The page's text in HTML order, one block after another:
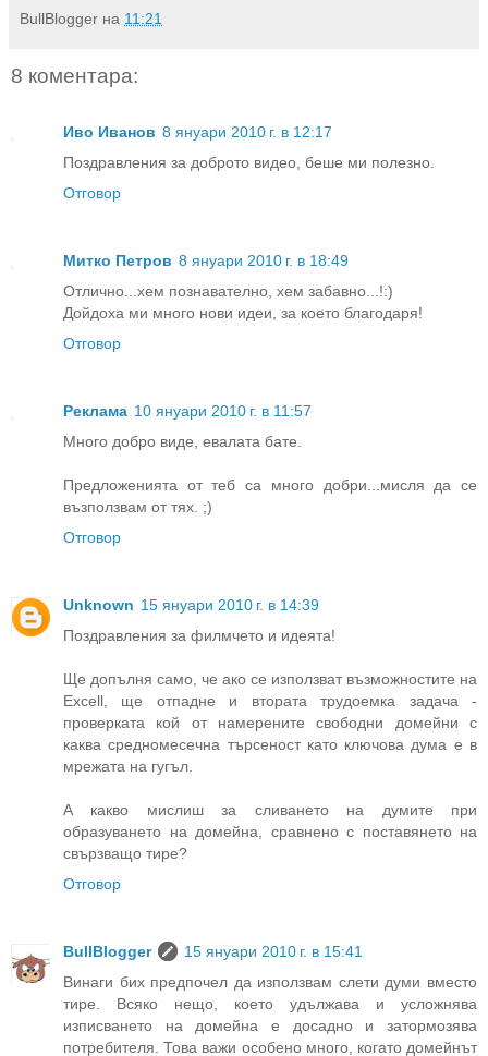
BullBlogger на 11:21
8 коментара:
Иво Иванов 8 януари 2010 г. в 12:17
Поздравления за доброто видео, беше ми полезно.
Отговор
Митко Петров 8 януари 2010 г. в 18:49
Отлично...хем познавателно, хем забавно...!:)
Дойдоха ми много нови идеи, за което благодаря!
Отговор
Реклама 10 януари 2010 г. в 11:57
Много добро виде, евалата бате.
Предложенията от теб са много добри...мисля да се
възползвам от тях. ;)
Отговор
Unknown 15 януари 2010 г. в 14:39
Поздравления за филмчето и идеята!
Ще допълня само, че ако се използват възможностите на
Excell, ще отпадне и втората трудоемка задача -
проверката кой от намерените свободни домейни с
каква средномесечна търсеност като ключова дума е в
мрежата на гугъл.
А какво мислиш за сливането на думите при
образуването на домейна, сравнено с поставянето на
свързващо тире?
Отговор
BullBlogger
15 януари 2010 г. в 15:41
Винаги бих предпочел да използвам слети думи вместо
тире. Всяко нещо, което удължава и усложнява
изписването на домейна е досадно и затормозява
потребителя. Това важи особено много, когато домейнът